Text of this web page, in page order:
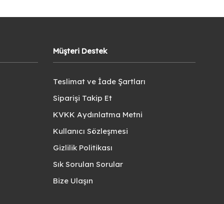
Müşteri Destek
Teslimat ve İade Şartları
Siparişi Takip Et
KVKK Aydınlatma Metni
Kullanıcı Sözleşmesi
Gizlilik Politikası
Sık Sorulan Sorular
Bize Ulaşın